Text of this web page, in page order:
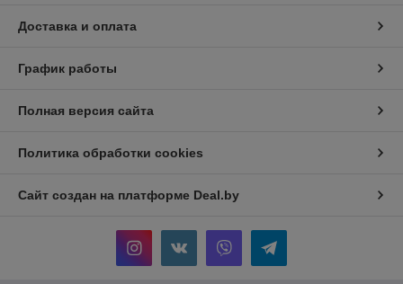
Доставка и оплата
График работы
Полная версия сайта
Политика обработки cookies
Сайт создан на платформе Deal.by